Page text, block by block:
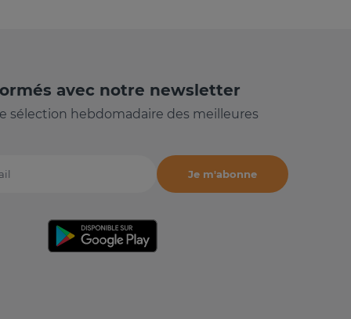
avec notre newsletter
sélection hebdomadaire des meilleures
Je m'abonne